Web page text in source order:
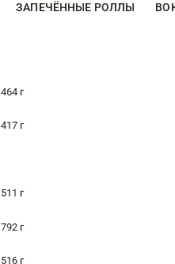
ЗАПЕЧЁННЫЕ РОЛЛЫ
464 г
417 г
511 г
792 г
516 г